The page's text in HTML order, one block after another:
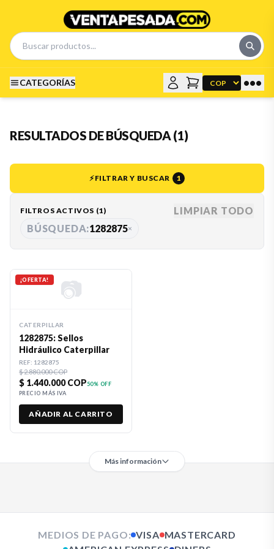
CATEGORÍAS •••
RESULTADOS DE BÚSQUEDA (1)
⚡FILTRAR Y BUSCAR 1
FILTROS ACTIVOS (1)
LIMPIAR TODO
BÚSQUEDA:1282875×
📷
¡OFERTA!
CATERPILLAR
1282875: Sellos
Hidráulico Caterpillar
REF: 1282875
$ 2.880.000 COP
$ 1.440.000 COP50% OFF
PRECIO MÁS IVA
AÑADIR AL CARRITO
Más información
MEDIOS DE PAGO: VISA MASTERCARD